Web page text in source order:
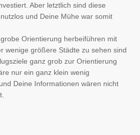
Aber letztlich sind diese
und Deine Mühe war somit
Orientierung herbeiführen mit
wenige größere Städte zu sehen sind
ganz grob zur Orientierung
nur ein ganz klein wenig
Deine Informationen wären nicht